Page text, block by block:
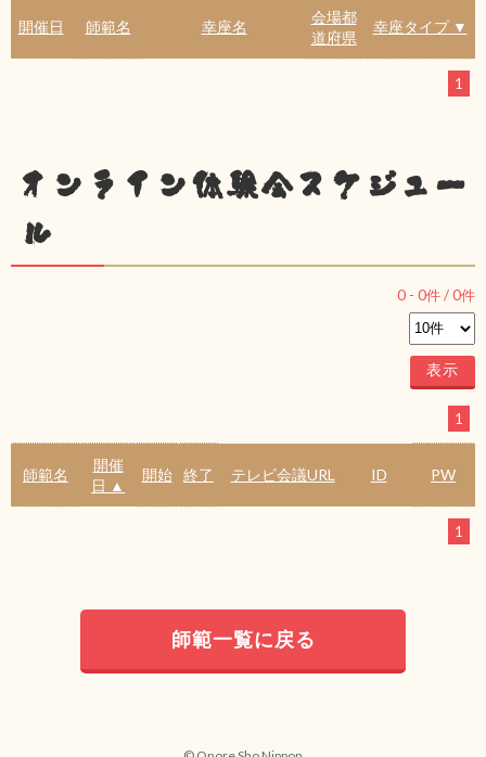
開催日 師範名 幸座名
会場都
道府県
幸座タイプ ▼
1
オンライン体験会スケジュー
ル
0 - 0件 /0件
1
師範名
開催
日 ▲
開始 終了 テレビ会議URL ID PW
1
師範一覧に戻る